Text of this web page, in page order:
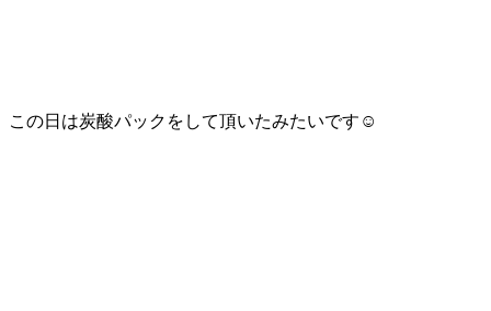
この日は炭酸パックをして頂いたみたいです☺